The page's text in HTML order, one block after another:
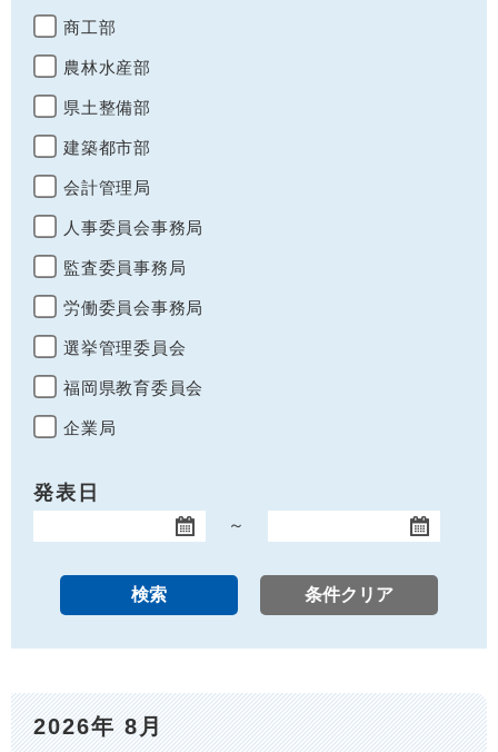
商工部
農林水産部
県土整備部
建築都市部
会計管理局
人事委員会事務局
監査委員事務局
労働委員会事務局
選挙管理委員会
福岡県教育委員会
企業局
発表日
開始日
～
終了日
2026年 8月